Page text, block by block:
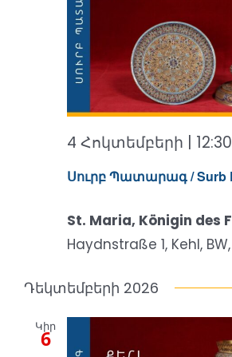
Սուրբ Պատարագ / Surb
4 Հոկտեմբերի | 12:30
St. Maria, Königin des
Haydnstraße 1, Kehl,
Դեկտեմբերի 2026
Կիր
6